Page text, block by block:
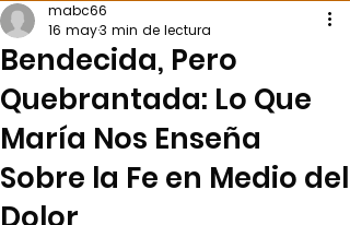
Bendecida, Pero
Quebrantada: Lo Que
María Nos Enseña
Sobre la Fe en Medio del
mabc66
16 may3 min de lectura